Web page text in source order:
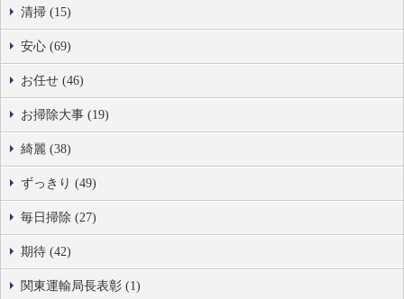
清掃 (15)
安心 (69)
お任せ (46)
お掃除大事 (19)
綺麗 (38)
ずっきり (49)
毎日掃除 (27)
期待 (42)
関東運輸局長表彰 (1)